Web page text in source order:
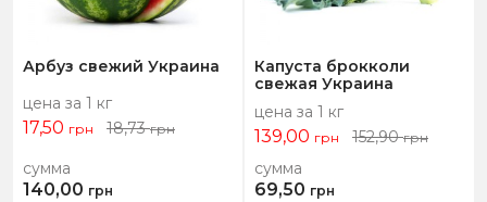
Арбуз свежий Украина
цена за 1 кг
17,50 грн 18,73грн
сумма
140,00 грн
Капуста брокколи
свежая Украина
цена за 1 кг
139,00 грн 152,90грн
сумма
69,50 грн